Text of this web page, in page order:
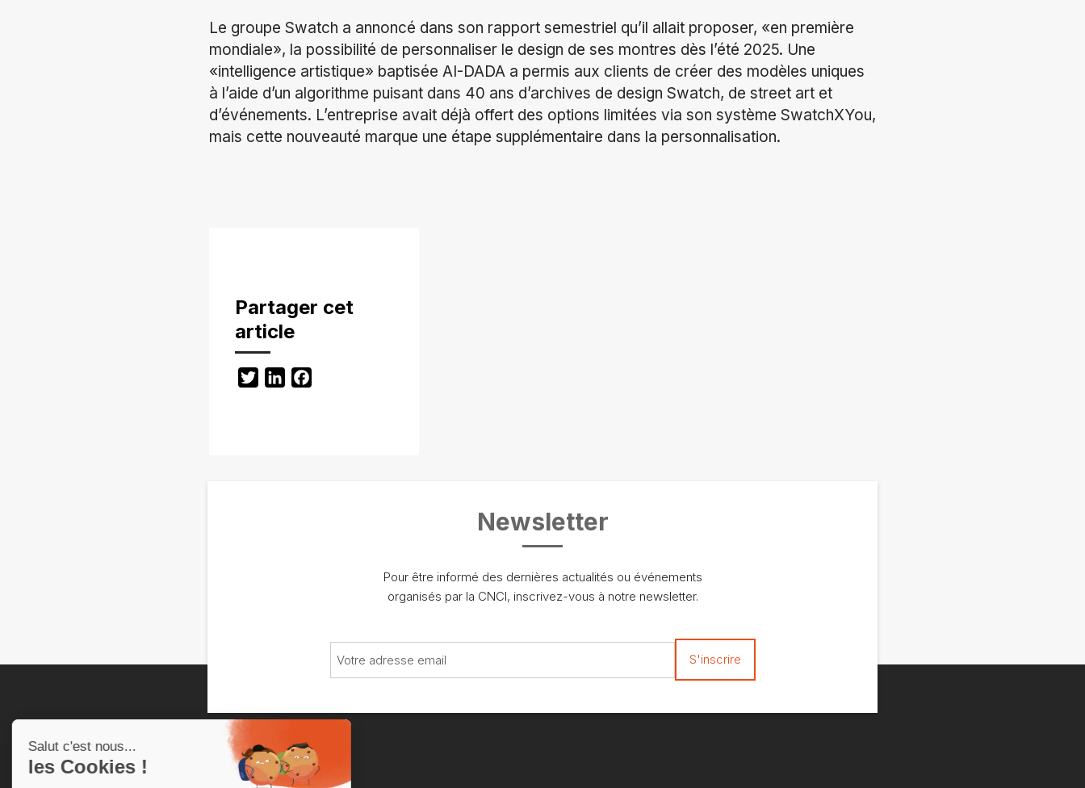
Le groupe Swatch a annoncé dans son rapport semestriel qu’il allait proposer, «en première
mondiale», la possibilité de personnaliser le design de ses montres dès l’été 2025. Une
«intelligence artistique» baptisée AI-DADA a permis aux clients de créer des modèles uniques
à l’aide d’un algorithme puisant dans 40 ans d’archives de design Swatch, de street art et
d’événements. L’entreprise avait déjà offert des options limitées via son système SwatchXYou,
mais cette nouveauté marque une étape supplémentaire dans la personnalisation.
Partager cet
article
TwitterLinkedIn
Newsletter
Pour être informé des dernières actualités ou événements
organisés par la CNCI, inscrivez-vous à notre newsletter.